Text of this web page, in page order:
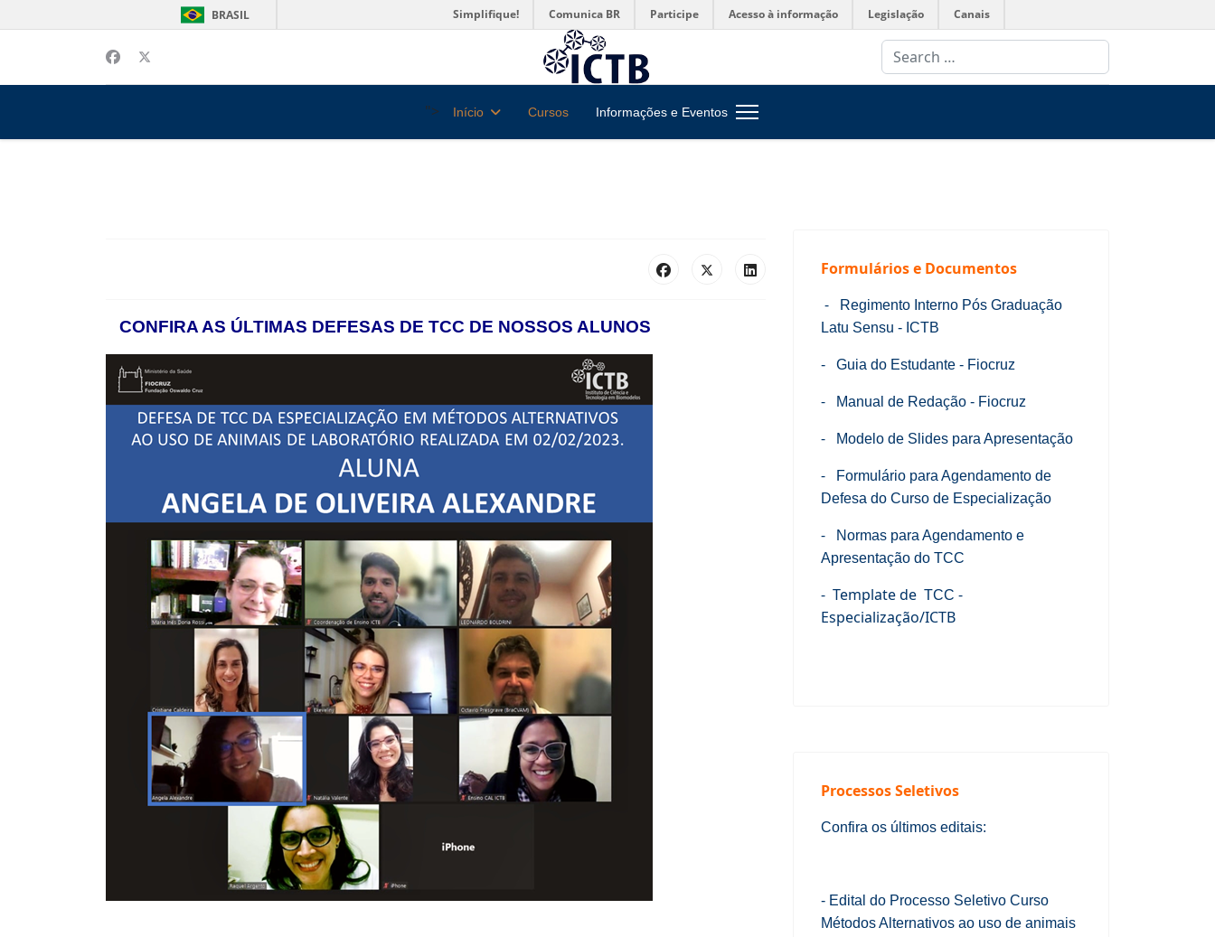
BRASIL Simplifique! Comunica BR Participe Acesso à informação Legislação Canais
Search
"> Início Cursos Informações e Eventos
CONFIRA AS ÚLTIMAS DEFESAS DE TCC DE NOSSOS ALUNOS
Formulários e Documentos
-
Regimento Interno Pós Graduação
Latu Sensu - ICTB
- Guia do Estudante - Fiocruz
- Manual de Redação - Fiocruz
- Modelo de Slides para Apresentação
-
Formulário para Agendamento de
Defesa do Curso de Especialização
-
Normas para Agendamento e
Apresentação do TCC
- Template de TCC -
Especialização/ICTB
Processos Seletivos
Confira os últimos editais:
- Edital do Processo Seletivo Curso
Métodos Alternativos ao uso de animais